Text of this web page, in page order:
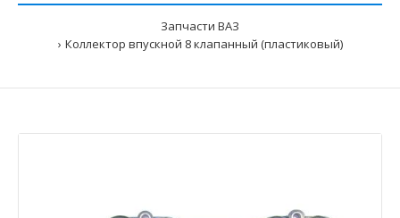
Запчасти ВАЗ
Коллектор впускной 8 клапанный (пластиковый)